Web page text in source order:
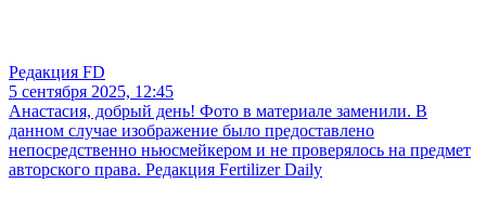
Редакция FD
5 сентября 2025, 12:45
Анастасия, добрый день! Фото в материале заменили. В
данном случае изображение было предоставлено
непосредственно ньюсмейкером и не проверялось на предмет
авторского права. Редакция Fertilizer Daily